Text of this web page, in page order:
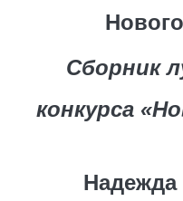
Сборник
конкурса
Надежда